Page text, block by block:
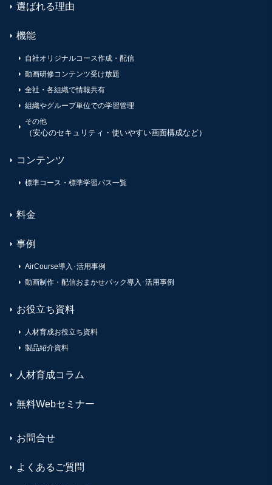
選ばれる理由
機能
自社オリジナルコース作成・配信
動画研修コンテンツ受け放題
全社・各組織で情報共有
組織やグループ単位での学習管理
その他
（安心のセキュリティ・使いやすい画面構成など）
コンテンツ
標準コース・標準学習パス一覧
料金
事例
AirCourse導入･活用事例
動画制作・配信おまかせパック導入･活用事例
お役立ち資料
人材育成お役立ち資料
製品紹介資料
人材育成コラム
無料Webセミナー
お問合せ
よくあるご質問